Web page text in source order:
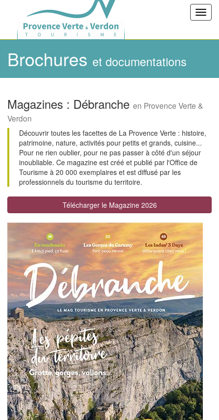
Brochures et documentations
Magazines : Débranche en Provence Verte &
Verdon
Découvrir toutes les facettes de La Provence Verte : histoire,
patrimoine, nature, activités pour petits et grands, cuisine...
Pour ne rien oublier, pour ne pas passer à côté d'un séjour
inoubliable. Ce magazine est créé et publié par l'Office de
Tourisme à 20 000 exemplaires et est diffusé par les
professionnels du tourisme du territoire.
Télécharger le Magazine 2026